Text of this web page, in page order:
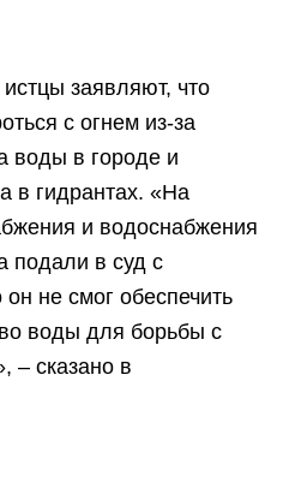
заявляют, что
с огнем из-за
воды в городе и
в гидрантах. «На
и водоснабжения
подали в суд с
не смог обеспечить
воды для борьбы с
– сказано в